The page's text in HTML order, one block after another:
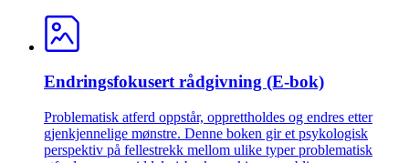
Endringsfokusert rådgivning (E-bok)
Problematisk atferd oppstår, opprettholdes og endres etter
gjenkjennelige mønstre. Denne boken gir et psykologisk
perspektiv på fellestrekk mellom ulike typer problematisk